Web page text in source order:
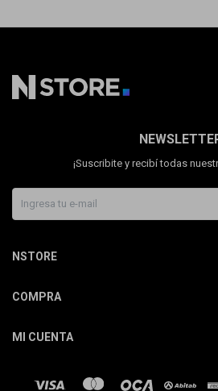
¡Suscribite y recibí todas
NSTORE
COMPRA
MI CUENTA